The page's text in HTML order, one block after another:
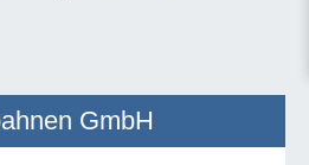
GmbH